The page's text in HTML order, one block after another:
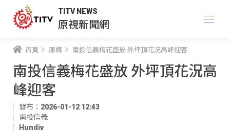
TITV NEWS
原視新聞網
首頁 原鄉 南投信義梅花盛放 外坪頂花況高峰迎客
南投信義梅花盛放 外坪頂花況高
峰迎客
發布：2026-01-12 12:43
南投信義
Hundiv